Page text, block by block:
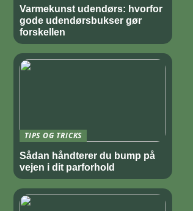
Varmekunst udendørs: hvorfor
gode udendørsbukser gør
forskellen
TIPS OG TRICKS
Sådan håndterer du bump på
vejen i dit parforhold